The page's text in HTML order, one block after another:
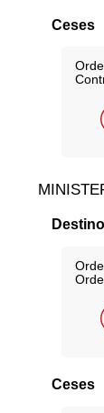
Ceses
Ceses